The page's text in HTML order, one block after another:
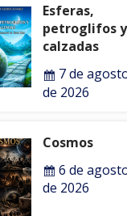
Esferas,
petroglifos y
calzadas
7 de
de 2026
Cosmos
6 de
de 2026